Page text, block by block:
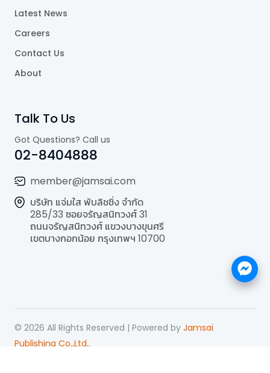
Latest News
Careers
Contact Us
About
Talk To Us
Got Questions? Call us
02-8404888
member@jamsai.com
บริษัท แจ่มใส พับลิชชิ่ง จำกัด
285/33 ซอยจรัญสนิทวงศ์ 31
ถนนจรัญสนิทวงศ์ แขวงบางขุนศรี
เขตบางกอกน้อย กรุงเทพฯ 10700
© 2026 All Rights Reserved | Powered by Jamsai
Publishing Co.,Ltd..